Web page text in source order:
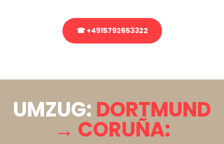
☎ +4915792653322
UMZUG: DORTMUND
→ CORUÑA: